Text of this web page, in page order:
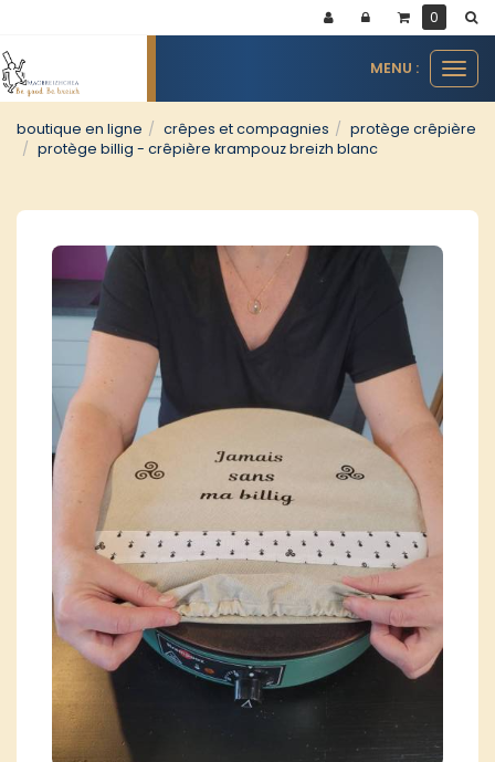
le
MENU :
boutique en ligne crêpes et compagnies
protège crêpière
protège billig - crêpière krampouz breizh blanc
0